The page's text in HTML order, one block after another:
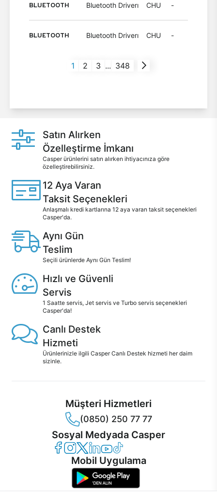
BLUETOOTH Bluetooth Driverı CHU -
BLUETOOTH Bluetooth Driverı CHU -
1 2 3 ... 348
Satın Alırken
Özelleştirme İmkanı
Casper ürünlerini satın alırken ihtiyacınıza göre
özelleştirebilirsiniz.
12 Aya Varan
Taksit Seçenekleri
Anlaşmalı kredi kartlarına 12 aya varan taksit seçenekleri
Casper'da.
Aynı Gün
Teslim
Seçili ürünlerde Aynı Gün Teslim!
Hızlı ve Güvenli
Servis
1 Saatte servis, Jet servis ve Turbo servis seçenekleri
Casper'da!
Canlı Destek
Hizmeti
Ürünlerinizle ilgili Casper Canlı Destek hizmeti her daim
sizinle.
Müşteri Hizmetleri
(0850) 250 77 77
Sosyal Medyada Casper
Casper Facebook
Casper Instagram
Casper Twitter
Casper LinkedIn
Casper YouTube
Casper TikTok
Mobil Uygulama